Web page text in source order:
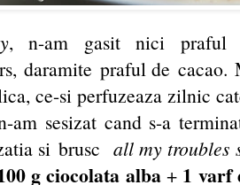
, n-am gasit nici praful
daramite praful de
ce-si perfuzeaza zilnic
am sesizat cand s-a
si brusc all my troubles
g ciocolata alba+ 1 varf